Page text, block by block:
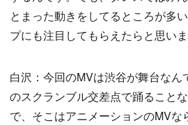
とまった動きをしてるところが多
プにも注目してもらえたらと思いま
白沢：今回のMVは渋谷が舞台なん
のスクランブル交差点で踊ること
で、そこはアニメーションのMVな